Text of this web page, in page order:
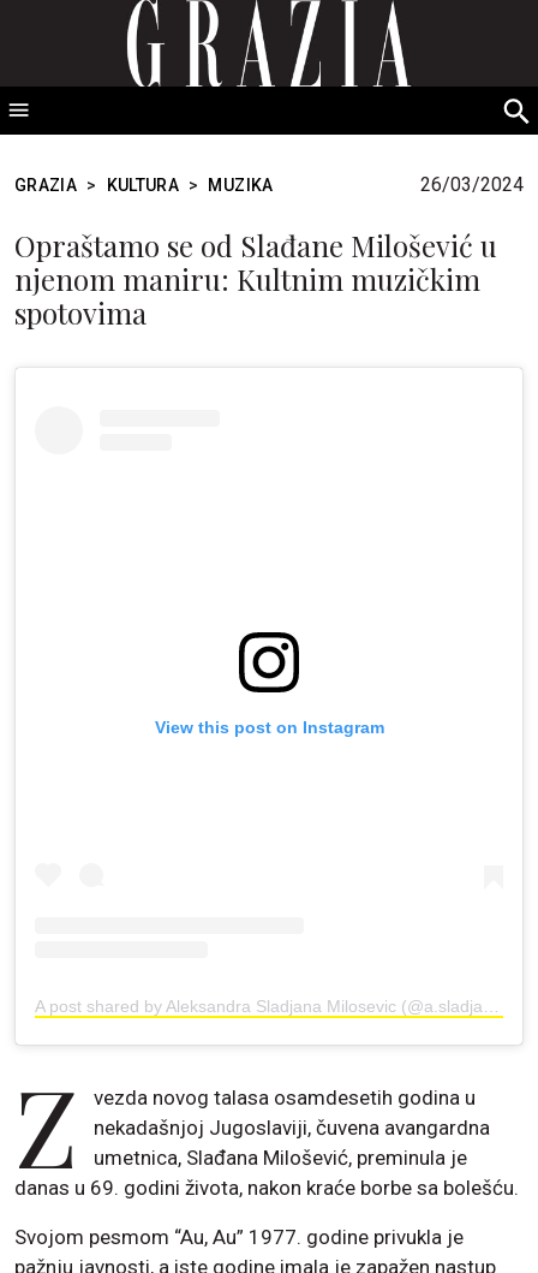
GRAZIA Srbija
GRAZIA > KULTURA > MUZIKA 26/03/2024
Opraštamo se od Slađane Milošević u
njenom maniru: Kultnim muzičkim
spotovima
View this post on Instagram
Z
vezda novog talasa osamdesetih godina u
nekadašnjoj Jugoslaviji, čuvena avangardna
umetnica, Slađana Milošević, preminula je
danas u 69. godini života, nakon kraće borbe sa bolešću.
Svojom pesmom “Au, Au” 1977. godine privukla je
pažnju javnosti, a iste godine imala je zapažen nastup